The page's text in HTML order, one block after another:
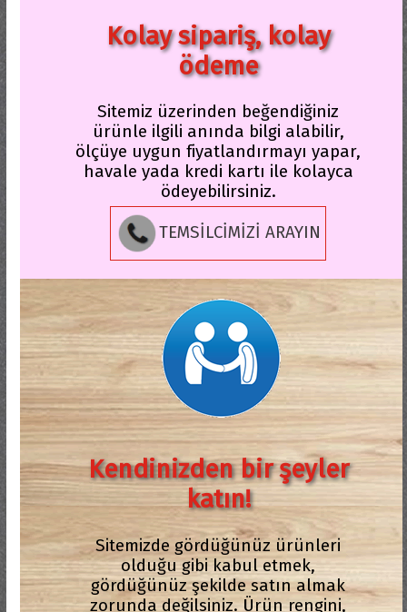
Kolay sipariş, kolay
ödeme
Sitemiz üzerinden beğendiğiniz
ürünle ilgili anında bilgi alabilir,
ölçüye uygun fiyatlandırmayı yapar,
havale yada kredi kartı ile kolayca
ödeyebilirsiniz.
TEMSİLCİMİZİ ARAYIN
Kendinizden bir şeyler
katın!
Sitemizde gördüğünüz ürünleri
olduğu gibi kabul etmek,
gördüğünüz şekilde satın almak
zorunda değilsiniz. Ürün rengini,